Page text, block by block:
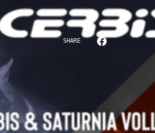
SHARE